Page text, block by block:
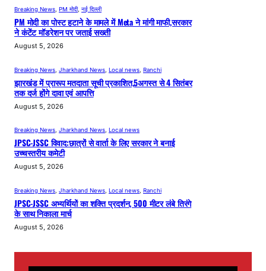
Breaking News PM मोदी, नई दिल्ली
PM मोदी का पोस्ट हटाने के मामले में Meta ने मांगी माफी,सरकार
ने कंटेंट मॉडरेशन पर जताई सख्ती
August 5, 2026
Breaking News Jharkhand News Local news Ranchi
झारखंड में प्रारूप मतदाता सूची प्रकाशित,5अगस्त से 4 सितंबर
तक दर्ज होंगे दावा एवं आपत्ति
August 5, 2026
Breaking News, Jharkhand News, Local news
JPSC-JSSC विवाद:छात्रों से वार्ता के लिए सरकार ने बनाई
उच्चस्तरीय कमेटी
August 5, 2026
Breaking News Jharkhand News Local news Ranchi
JPSC-JSSC अभ्यर्थियों का शक्ति प्रदर्शन, 500 मीटर लंबे तिरंगे
के साथ निकाला मार्च
August 5, 2026